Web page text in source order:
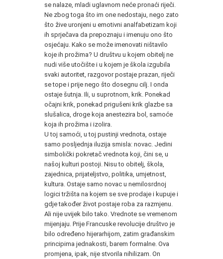
se nalaze, mladi uglavnom neće pronaći riječi.
Ne zbog toga što im one nedostaju, nego zato
što žive uronjeni u emotivni analfabetizam koji
ih sprječava da prepoznaju i imenuju ono što
osjećaju. Kako se može imenovati ništavilo
koje ih prožima? U društvu u kojem obitelj ne
nudi više utočište i u kojem je škola izgubila
svaki autoritet, razgovor postaje prazan, riječi
se tope i prije nego što dosegnu cilj. I onda
ostaje šutnja. Ili, u suprotnom, krik. Ponekad
očajni krik, ponekad prigušeni krik glazbe sa
slušalica, droge koja anestezira bol, samoće
koja ih prožima i izolira.
U toj samoći, u toj pustinji vrednota, ostaje
samo posljednja iluzija smisla: novac. Jedini
simbolički pokretač vrednota koji, čini se, u
našoj kulturi postoji. Nisu to obitelj, škola,
zajednica, prijateljstvo, politika, umjetnost,
kultura. Ostaje samo novac u nemilosrdnoj
logici tržišta na kojem se sve prodaje i kupuje i
gdje također život postaje roba za razmjenu.
Ali nije uvijek bilo tako. Vrednote se vremenom
mijenjaju. Prije Francuske revolucije društvo je
bilo određeno hijerarhijom, zatim građanskim
principima jednakosti, barem formalne. Ova
promjena, ipak, nije stvorila nihilizam. On